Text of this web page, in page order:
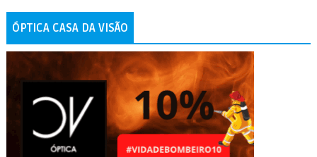
ÓPTICA CASA DA VISÃO